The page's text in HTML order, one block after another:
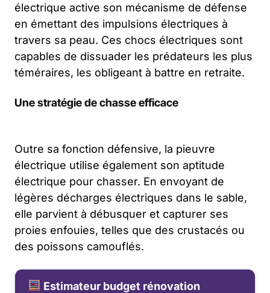
électrique active son mécanisme de défense
en émettant des impulsions électriques à
travers sa peau. Ces chocs électriques sont
capables de dissuader les prédateurs les plus
téméraires, les obligeant à battre en retraite.
Une stratégie de chasse efficace
Outre sa fonction défensive, la pieuvre
électrique utilise également son aptitude
électrique pour chasser. En envoyant de
légères décharges électriques dans le sable,
elle parvient à débusquer et capturer ses
proies enfouies, telles que des crustacés ou
des poissons camouflés.
Estimateur budget rénovation